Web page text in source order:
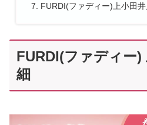
FURDI(ファディー)上小田
FURDI(ファディー)
細